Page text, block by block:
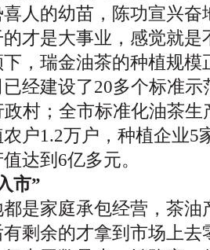
人的幼苗，陈功宣兴奋
才是大事业，感觉就是
瑞金油茶的种植规模
经建设了20多个标准
政村；全市标准化油茶
户1.2万户，种植企业5
达到6亿多元。
市”
家庭承包经营，茶油
剩余的才拿到市场上去